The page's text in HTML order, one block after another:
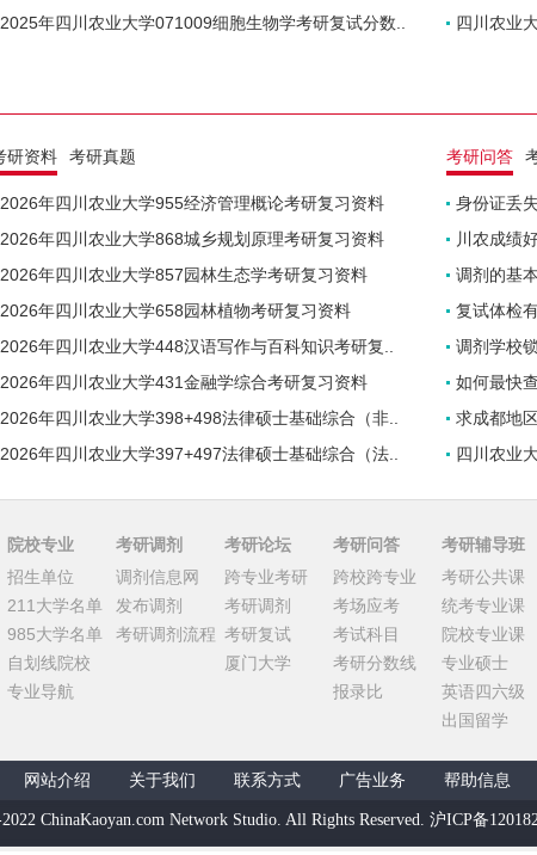
2025年四川农业大学071009细胞生物学考研复试分数..
四川农业
研资料 考研真题
2026年四川农业大学955经济管理概论考研复习资料
2026年四川农业大学868城乡规划原理考研复习资料
2026年四川农业大学857园林生态学考研复习资料
2026年四川农业大学658园林植物考研复习资料
2026年四川农业大学448汉语写作与百科知识考研复..
2026年四川农业大学431金融学综合考研复习资料
2026年四川农业大学398+498法律硕士基础综合（非..
2026年四川农业大学397+497法律硕士基础综合（法..
考研问答
身份证丢
川农成绩
调剂的基
复试体检
调剂学校
如何最快
求成都地
四川农业
院校专业
招生单位
211大学名单
985大学名单
自划线院校
专业导航
考研调剂
调剂信息网
发布调剂
考研调剂流程
考研论坛
跨专业考研
考研调剂
考研复试
厦门大学
考研问答
跨校跨专业
考场应考
考试科目
考研分数线
报录比
考研辅导班
考研公共课
统考专业课
院校专业课
专业硕士
英语四六级
出国留学
网站介绍 关于我们 联系方式 广告业务 帮助信息
2022 ChinaKaoyan.com Network Studio. All Rights Reserved. 沪ICP备